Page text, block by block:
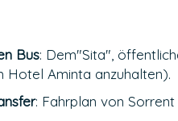
Bus: Dem"Sita",
Hotel Aminta anzuhalten).
: Fahrplan von